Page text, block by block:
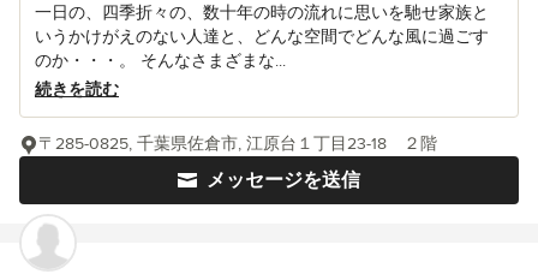
一日の、四季折々の、数十年の時の流れに思いを馳せ家族と
いうかけがえのない人達と、どんな空間でどんな風に過ごす
のか・・・。 そんなさまざまな...
続きを読む
メッセージを送信
〒285-0825, 千葉県佐倉市, 江原台１丁目23-18 ２階